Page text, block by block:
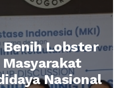
Benih Lobster
Nasional